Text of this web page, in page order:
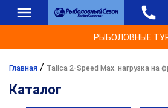
РЫБОЛОВНЫЕ
Главная / Talica 2-Speed Max. нагрузка на
Каталог